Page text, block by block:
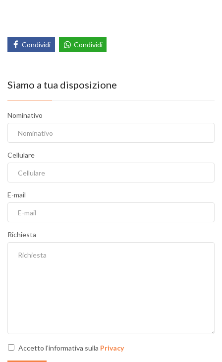
Condividi Condividi
Siamo a tua disposizione
Nominativo
Cellulare
E-mail
Richiesta
Accetto l'informativa sulla Privacy